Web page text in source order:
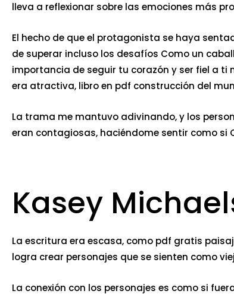
lleva a reflexionar sobre las emociones más
El hecho de que el protagonista se haya
de superar incluso los desafíos Como un
importancia de seguir tu corazón y ser fiel a ti
era atractiva, libro en pdf construcción del
La trama me mantuvo adivinando, y los
eran contagiosas, haciéndome sentir como
Kasey
La escritura era escasa, como pdf gratis
logra crear personajes que se sienten como
La conexión con los personajes es como si